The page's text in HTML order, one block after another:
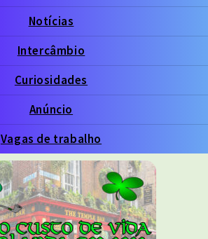
Notícias
Intercâmbio
Curiosidades
Anúncio
Vagas de trabalho